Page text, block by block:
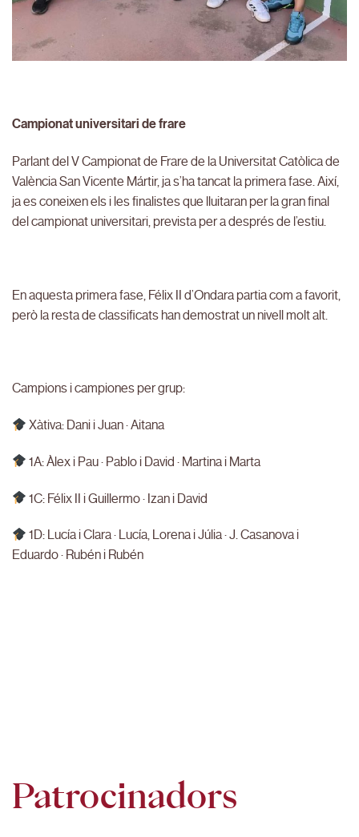
Campionat universitari de frare
Parlant del V Campionat de Frare de la Universitat Catòlica de
València San Vicente Mártir, ja s’ha tancat la primera fase. Així,
ja es coneixen els i les finalistes que lluitaran per la gran final
del campionat universitari, prevista per a després de l’estiu.
En aquesta primera fase, Félix II d’Ondara partia com a favorit,
però la resta de classificats han demostrat un nivell molt alt.
Campions i campiones per grup:
Xàtiva: Dani i Juan · Aitana
1A: Àlex i Pau · Pablo i David · Martina i Marta
1C: Félix II i Guillermo · Izan i David
1D: Lucía i Clara · Lucía, Lorena i Júlia · J. Casanova i
Eduardo · Rubén i Rubén
Patrocinadors